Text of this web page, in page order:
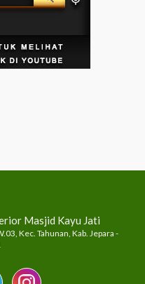
Masjid Kayu Jati
Kec. Tahunan, Kab. Jepara -